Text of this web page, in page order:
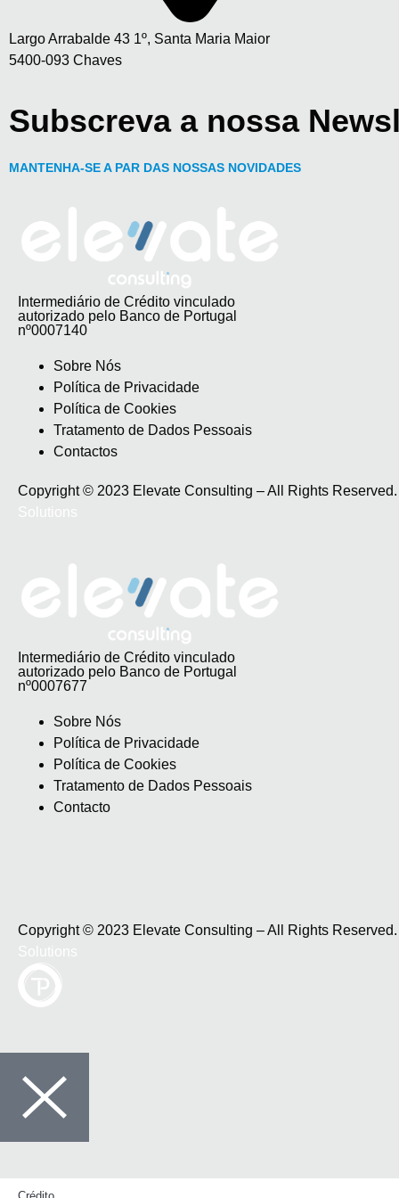
Largo Arrabalde 43 1º, Santa Maria Maior
5400-093 Chaves
Subscreva a nossa
MANTENHA-SE A PAR DAS NOSSAS NOVIDADES
Intermediário de Crédito vinculado
autorizado pelo Banco de Portugal
nº0007140
Sobre Nós
Política de Privacidade
Política de Cookies
Tratamento de Dados Pessoais
Contactos
Copyright © 2023 Elevate Consulting – All Rights
Intermediário de Crédito vinculado
autorizado pelo Banco de Portugal
nº0007677
Sobre Nós
Política de Privacidade
Política de Cookies
Tratamento de Dados Pessoais
Contacto
Copyright © 2023 Elevate Consulting – All Rights